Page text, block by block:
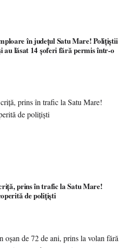
în județul Satu Mare! Polițiștii
au lăsat 14 șoferi fără permis într-o
prins în trafic la Satu Mare!
de polițiști